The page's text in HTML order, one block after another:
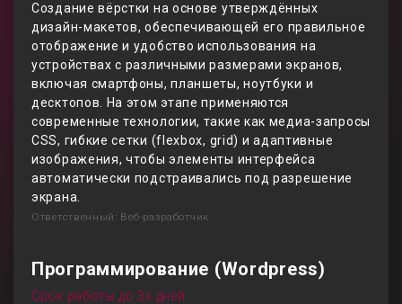
Создание вёрстки на основе утверждённых
дизайн-макетов, обеспечивающей его правильное
отображение и удобство использования на
устройствах с различными размерами экранов,
включая смартфоны, планшеты, ноутбуки и
десктопов. На этом этапе применяются
современные технологии, такие как медиа-запросы
CSS, гибкие сетки (flexbox, grid) и адаптивные
изображения, чтобы элементы интерфейса
автоматически подстраивались под разрешение
экрана.
Ответственный: Веб-разработчик
Программирование (Wordpress)
Срок работы до 3х дней